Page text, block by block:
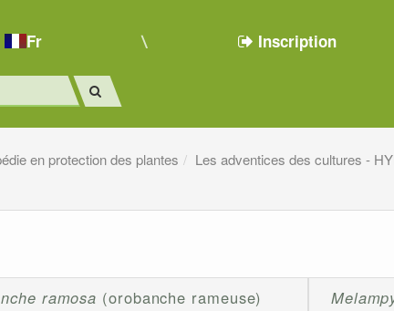
Fr Inscription
en protection des plantes Les adventices des cultures -
ramosa (orobanche rameuse)